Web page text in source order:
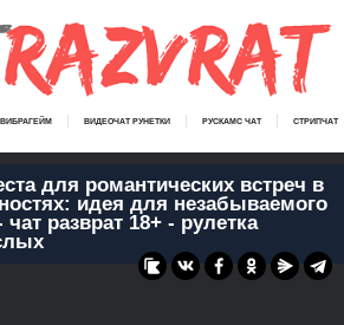
ВИДЕОЧАТ РУНЕТКИ РУСКАМС ЧАТ СТРИПЧАТ
для романтических встреч в
идея для незабываемого
разврат 18+ - рулетка